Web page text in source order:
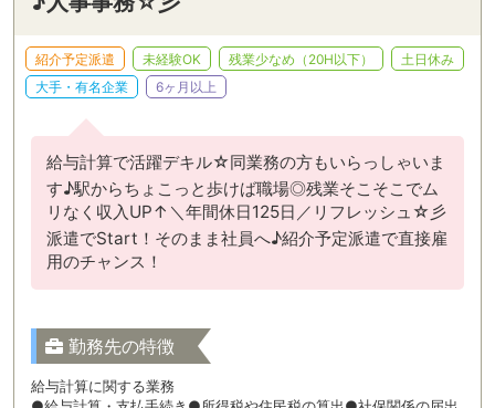
紹介予定派遣 未経験OK 残業少なめ（20H以下）
土日休み
大手・有名企業
6ヶ月以上
給与計算で活躍デキル☆同業務の方もいらっしゃいま
す♪駅からちょこっと歩けば職場◎残業そこそこでム
リなく収入UP↑＼年間休日125日／リフレッシュ☆彡
派遣でStart！そのまま社員へ♪紹介予定派遣で直接雇
用のチャンス！
勤務先の特徴
給与計算に関する業務